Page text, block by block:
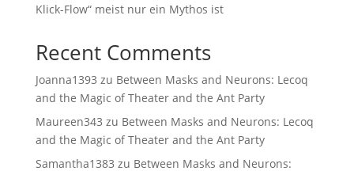
Klick-Flow“ meist nur ein Mythos ist
Recent Comments
Joanna1393 zu Between Masks and Neurons: Lecoq
and the Magic of Theater and the Ant Party
Maureen343 zu Between Masks and Neurons: Lecoq
and the Magic of Theater and the Ant Party
Samantha1383 zu Between Masks and Neurons: